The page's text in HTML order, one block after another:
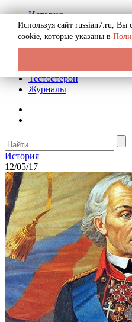
История
Биография
Криминал
Реклама на сайте
Тестостерон
Журналы
История
12/05/17
Используя сайт russian7.ru, Вы
cookie, которые указаны в